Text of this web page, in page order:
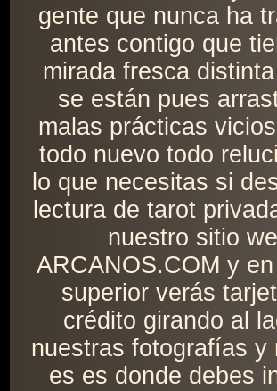
gente que nunca ha
antes contigo que
mirada fresca
se están pues
malas prácticas
todo nuevo todo
lo que necesitas si
lectura de tarot
nuestro sitio
ARCANOS.COM y
superior verás
crédito girando al
nuestras fotografías y
es es donde debes